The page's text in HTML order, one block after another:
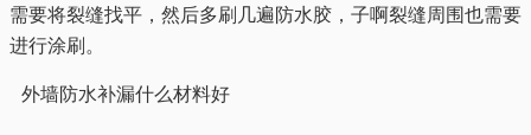
需要将裂缝找平，然后多刷几遍防水胶，子啊裂缝周围也需要
进行涂刷。
外墙防水补漏什么材料好